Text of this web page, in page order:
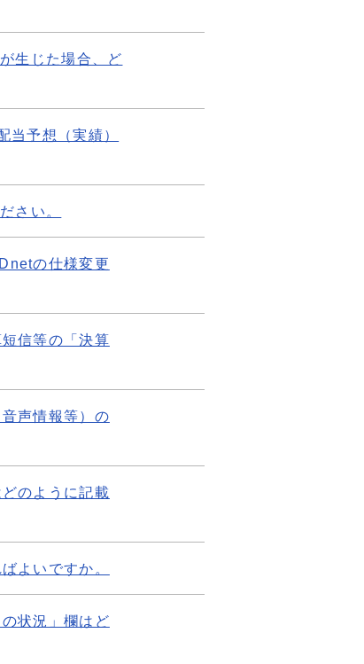
生じた場合、ど
当予想（実績）
さい。
の仕様変更
信等の「決算
声情報等）の
のように記載
よいですか。
状況」欄はど